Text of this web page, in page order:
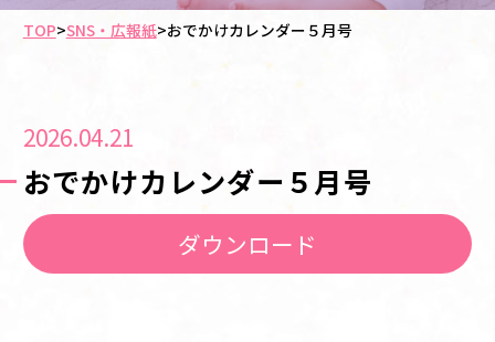
TOP>SNS・広報紙>おでかけカレンダー５月号
2026.04.21
おでかけカレンダー５月号
ダウンロード